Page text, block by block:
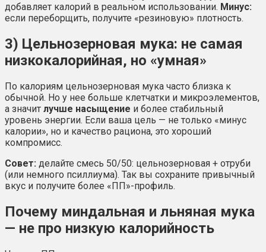
добавляет калорий в реальном использовании. Минус:
если переборщить, получите «резиновую» плотность.
3) Цельнозерновая мука: не самая
низкокалорийная, но «умная»
По калориям цельнозерновая мука часто близка к
обычной. Но у нее больше клетчатки и микроэлементов,
а значит лучше насыщение и более стабильный
уровень энергии. Если ваша цель — не только «минус
калории», но и качество рациона, это хороший
компромисс.
Совет: делайте смесь 50/50: цельнозерновая + отруби
(или немного псиллиума). Так вы сохраните привычный
вкус и получите более «ПП»-профиль.
Почему миндальная и льняная мука
— не про низкую калорийность